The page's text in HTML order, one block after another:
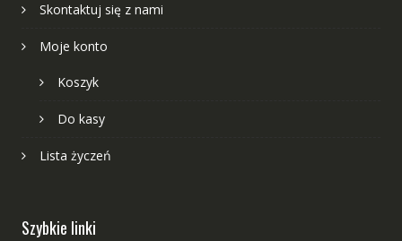
Skontaktuj się z nami
Moje konto
Koszyk
Do kasy
Lista życzeń
Szybkie linki